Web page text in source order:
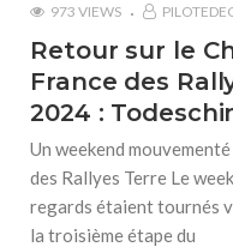
973 VIEWS
Retour sur le
France des
2024 :
Un weekend
des Rallyes Terre Le
regards étaient tournés
la troisième étape du